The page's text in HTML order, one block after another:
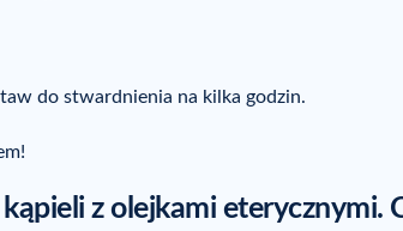
do stwardnienia na kilka godzin.
z olejkami eterycznymi.